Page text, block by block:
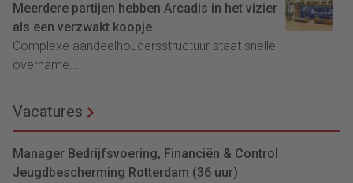
Meerdere partijen hebben Arcadis in het vizier
als een verzwakt koopje
Complexe aandeelhoudersstructuur staat snelle
overname...
Vacatures
Manager Bedrijfsvoering, Financiën & Control
Jeugdbescherming Rotterdam (36 uur)